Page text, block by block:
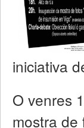
iniciativa
O venres
mostra de